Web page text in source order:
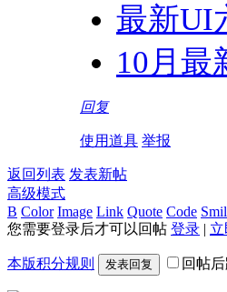
最新UI
10月最
回复
使用道具 举报
返回列表 发表新帖
高级模式
B Color Image Link Quote Code
您需要登录后才可以回帖 登录 |
本版积分规则 发表回复 回帖